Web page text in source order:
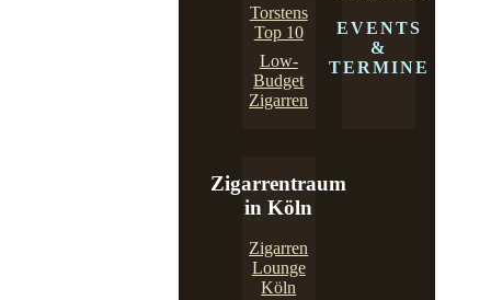
Torstens
Top 10
Low-
Budget
Zigarren
EVENTS
&
TERMINE
Zigarrentraum
in Köln
Zigarren
Lounge
Köln